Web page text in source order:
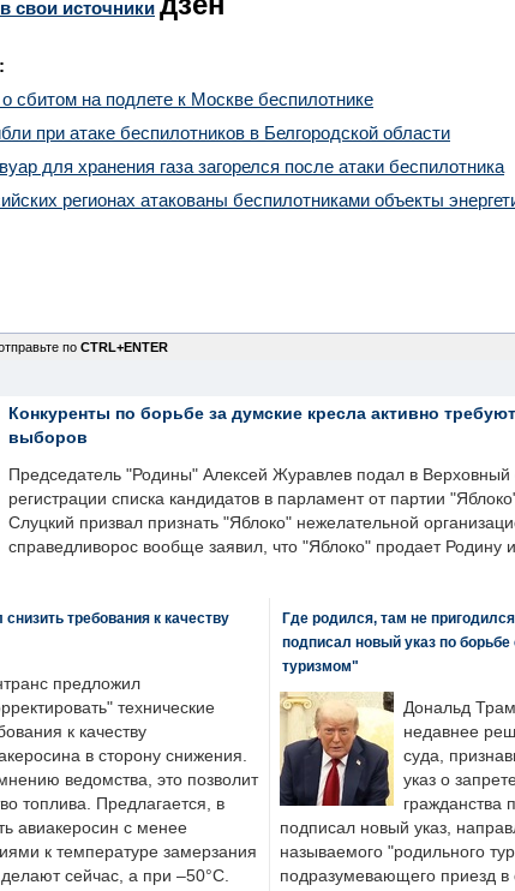
в свои источники
сбитом на подлете к Москве беспилотнике
при атаке беспилотников в Белгородской области
для хранения газа загорелся после атаки беспилотника
регионах атакованы беспилотниками объекты
по CTRL+ENTER
Конкуренты по борьбе за думские кресла активно
выборов
Председатель "Родины" Алексей Журавлев подал в Верховный
регистрации списка кандидатов в парламент от партии
Слуцкий призвал признать "Яблоко" нежелательной
справедливорос вообще заявил, что "Яблоко" продает Родину
требования к качеству
предложил
технические
к качеству
в сторону снижения.
ведомства, это позволит
топлива. Предлагается, в
авиакеросин с менее
к температуре замерзания
сейчас, а при –50°C.
Где родился, там не
подписал новый указ по
туризмом"
Дональд
недавнее
суда,
указ о
гражданства
подписал новый указ,
называемого "родильного
подразумевающего приезд в